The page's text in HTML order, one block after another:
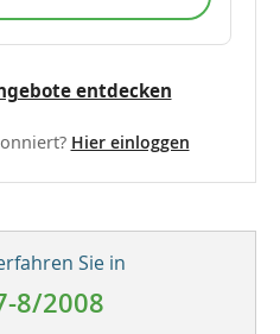
entdecken
Hier einloggen
Sie in
8/2008